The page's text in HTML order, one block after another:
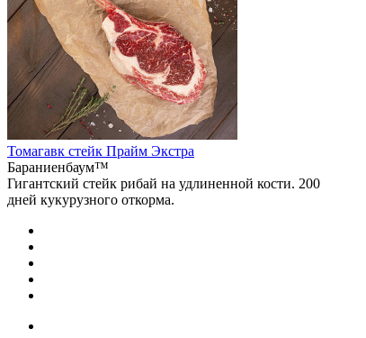
Томагавк стейк Прайм Экстра
Бараниенбаум™
Гигантский стейк рибай на удлиненной кости. 200
дней кукурузного откорма.